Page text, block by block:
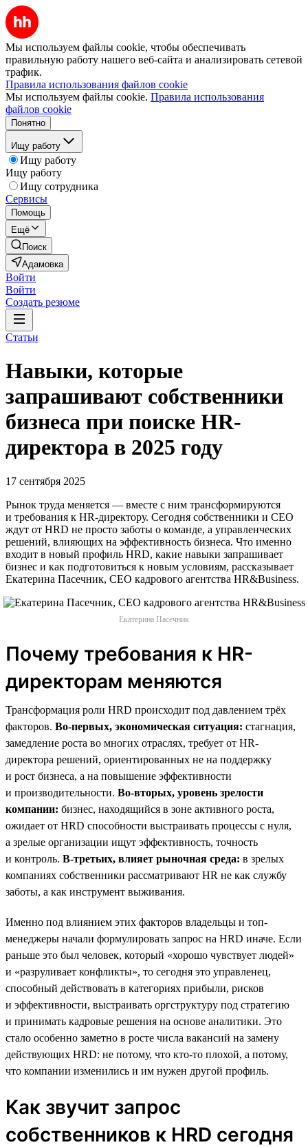
Мы используем файлы cookie, чтобы обеспечивать
правильную работу нашего веб-сайта и анализировать сетевой
трафик.
Правила использования файлов cookie
Мы используем файлы cookie. Правила использования
файлов cookie
Понятно
Ищу работу
Ищу работу
Ищу работу
Ищу сотрудника
Сервисы
Помощь
Ещё
Поиск
Адамовка
Войти
Войти
Создать резюме
Статьи
Навыки, которые
запрашивают собственники
бизнеса при поиске HR-
директора в 2025 году
17 сентября 2025
Рынок труда меняется — вместе с ним трансформируются
и требования к HR-директору. Сегодня собственники и СЕО
ждут от HRD не просто заботы о команде, а управленческих
решений, влияющих на эффективность бизнеса. Что именно
входит в новый профиль HRD, какие навыки запрашивает
бизнес и как подготовиться к новым условиям, рассказывает
Екатерина Пасечник, CEO кадрового агентства HR&Business.
Екатерина Пасечник
Почему требования к HR-
директорам меняются
Трансформация роли HRD происходит под давлением трёх
факторов. Во-первых, экономическая ситуация: стагнация,
замедление роста во многих отраслях, требует от HR-
директора решений, ориентированных не на поддержку
и рост бизнеса, а на повышение эффективности
и производительности. Во-вторых, уровень зрелости
компании: бизнес, находящийся в зоне активного роста,
ожидает от HRD способности выстраивать процессы с нуля,
а зрелые организации ищут эффективность, точность
и контроль. В-третьих, влияет рыночная среда: в зрелых
компаниях собственники рассматривают HR не как службу
заботы, а как инструмент выживания.
Именно под влиянием этих факторов владельцы и топ-
менеджеры начали формулировать запрос на HRD иначе. Если
раньше это был человек, который «хорошо чувствует людей»
и «разруливает конфликты», то сегодня это управленец,
способный действовать в категориях прибыли, рисков
и эффективности, выстраивать оргструктуру под стратегию
и принимать кадровые решения на основе аналитики. Это
стало особенно заметно в росте числа вакансий на замену
действующих HRD: не потому, что кто-то плохой, а потому,
что компании изменились и им нужен другой профиль.
Как звучит запрос
собственников к HRD сегодня